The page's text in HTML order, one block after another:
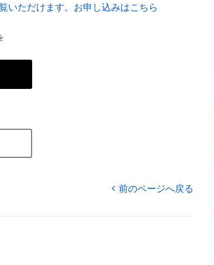
いただけます。お申し込みはこちら
前のページへ戻る